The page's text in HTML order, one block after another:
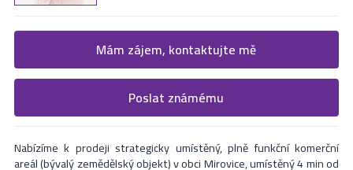
Žádost o více informací
Vyplňte následující formulář. Upřesněte, co by Vás zajímalo. V
nejbližší Vás naši makléři kontaktují.
Mám zájem, kontaktujte mě
Formulář odešle nabídku na uvedený email
Poslat známému
Nabízíme k prodeji strategicky umístěný, plně funkční komerční
areál (bývalý zemědělský objekt) v obci Mirovice, umístěný 4 min od